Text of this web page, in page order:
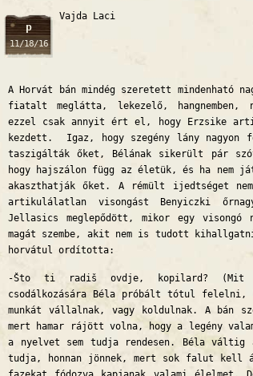
p
11/18/16
Vajda Laci
A Horvát bán mindég szeretett mindenható
fiatalt meglátta, lekezelő, hangnemben,
ezzel csak annyit ért el, hogy Erzsike
kezdett. Igaz, hogy szegény lány nagyon
taszigálták őket, Bélának sikerült pár
hogy hajszálon függ az életük, és ha
akaszthatják őket. A rémült ijedtséget
artikulálatlan visongást Benyiczki
Jellasics meglepődött, mikor egy visongó
magát szembe, akit nem is tudott
horvátul ordította:
-Što ti radiš ovdje, kopilard? (Mit
csodálkozására Béla próbált tótul felelni,
munkát vállalnak, vagy koldulnak. A bán
mert hamar rájött volna, hogy a legény
a nyelvet sem tudja rendesen. Béla
tudja, honnan jönnek, mert sok falut kell